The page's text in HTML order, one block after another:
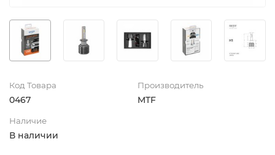
Код Товара
0467
Производитель
MTF
Наличие
В наличии